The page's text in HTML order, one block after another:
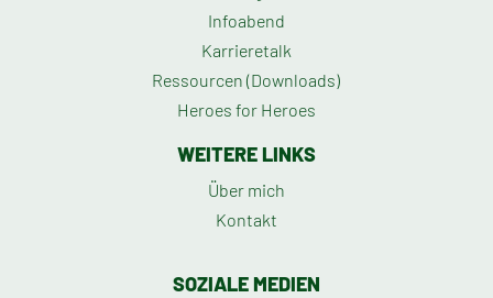
Infoabend
Karrieretalk
Ressourcen (Downloads)
Heroes for Heroes
WEITERE LINKS
Über mich
Kontakt
SOZIALE MEDIEN